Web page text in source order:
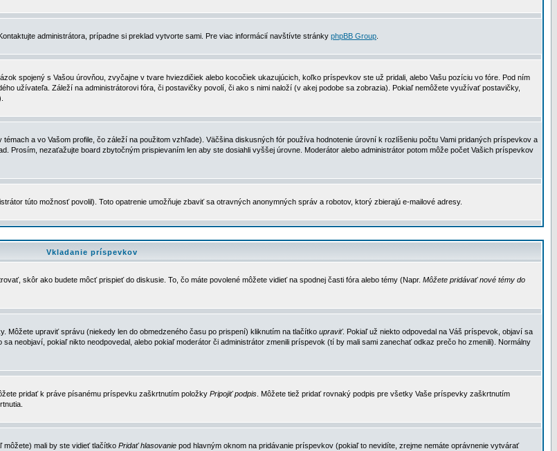
administrátora, prípadne si preklad vytvorte sami. Pre viac informácií navštívte stránky phpBB Group
spojený s Vašou úrovňou, zvyčajne v tvare hviezdičiek alebo kocočiek ukazujúcich, koľko príspevkov ste už pridali, alebo Vašu pozíciu vo fóre. Pod ním
užívateľa. Záleží na administrátorovi fóra, či postavičky povolí, či ako s nimi naloží (v akej podobe sa zobrazia). Pokiaľ nemôžete využívať postavičky,
a vo Vašom profile, čo záleží na použitom vzhľade). Väčšina diskusných fór používa hodnotenie úrovní k rozlíšeniu počtu Vami pridaných príspevkov a
Prosím, nezaťažujte board zbytočným prispievaním len aby ste dosiahli vyššej úrovne. Moderátor alebo administrátor potom môže počet Vašich príspevkov
túto možnosť povolil). Toto opatrenie umožňuje zbaviť sa otravných anonymných správ a robotov, ktorý zbierajú e-mailové adresy.
Vkladanie príspevkov
skôr ako budete môcť prispieť do diskusie. To, čo máte povolené môžete vidieť na spodnej časti fóra alebo témy (Napr. Môžete pridávať nové témy do
Môžete upraviť správu (niekedy len do obmedzeného času po prispení) kliknutím na tlačítko upraviť. Pokiaľ už niekto odpovedal na Váš príspevok, objaví sa
neobjaví, pokiaľ nikto neodpovedal, alebo pokiaľ moderátor či administrátor zmenili príspevok (tí by mali sami zanechať odkaz prečo ho zmenili). Normálny
pridať k práve písanému príspevku zaškrtnutím položky Pripojiť podpis . Môžete tiež pridať rovnaký podpis pre všetky Vaše príspevky zaškrtnutím
môžete) mali by ste vidieť tlačítko Pridať hlasovanie pod hlavným oknom na pridávanie príspevkov (pokiaľ to nevidíte, zrejme nemáte oprávnenie vytvárať